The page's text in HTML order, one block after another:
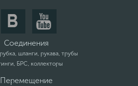
Соединения
шланги, рукава, трубы
БРС, коллекторы
Перемещение